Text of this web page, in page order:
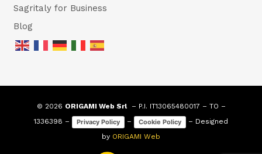
Sagritaly for Business
Blog
© 2026 ORIGAMI Web Srl– P.I. IT13065480017 – TO –
1336398 –
Privacy Policy – Cookie Policy
– Designed
by ORIGAMI Web